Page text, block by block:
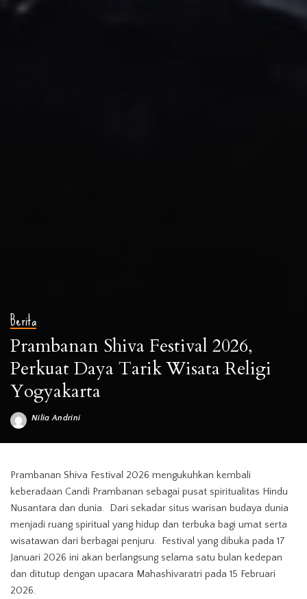
Berita
Prambanan Shiva Festival 2026,
Perkuat Daya Tarik Wisata Religi
Yogyakarta
Posted
Nilia Andrini
Prambanan Shiva Festival 2026 mengukuhkan kembali
keberadaan Candi Prambanan sebagai pusat spiritualitas Hindu
Nusantara dan dunia. Dari sekadar situs warisan budaya dunia
menjadi ruang spiritual yang hidup dan terbuka bagi umat serta
wisatawan dari berbagai penjuru. Festival yang dibuka pada 17
Januari 2026 ini akan berlangsung selama satu bulan kedepan
dan ditutup dengan upacara Mahashivaratri pada 15 Februari
2026.